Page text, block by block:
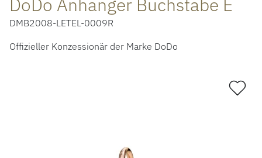
DMB2008-LETEL-0009R
Offizieller Konzessionär der Marke DoDo